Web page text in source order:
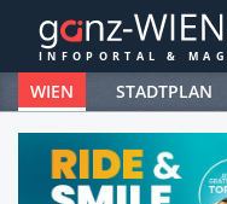
WIEN STADTPLAN